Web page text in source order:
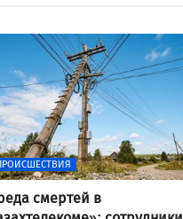
смертей в